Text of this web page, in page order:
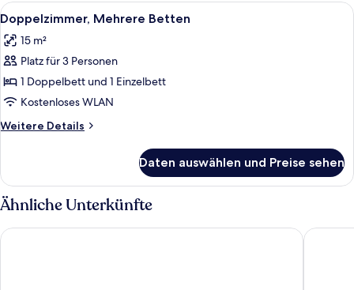
Alle
Fotos
für
Doppelzimmer,
Mehrere
Betten
anzeigen
Ein Hotelzimmer mit einem großen
3
Doppelzimmer, Mehrere Betten
15 m²
Platz für 3 Personen
1 Doppelbett und 1 Einzelbett
Kostenloses WLAN
Weitere Details
Weitere
Mehrere
Betten
Daten auswählen und Preise sehen
Ähnliche Unterkünfte
ibis budget Braga Centro Basic